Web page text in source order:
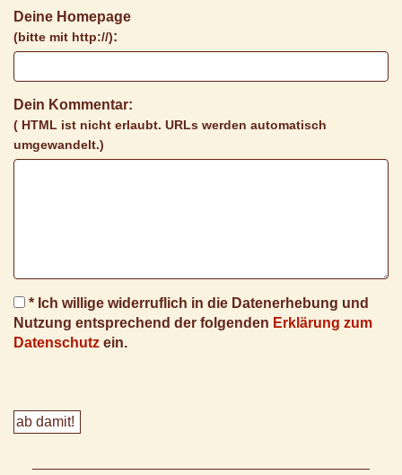
Deine Homepage
(bitte mit http://):
Dein Kommentar:
( HTML ist nicht erlaubt. URLs werden automatisch
umgewandelt.)
* Ich willige widerruflich in die Datenerhebung und
Nutzung entsprechend der folgenden Erklärung zum
Datenschutz ein.